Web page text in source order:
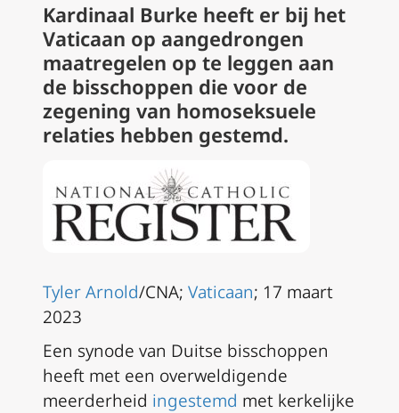
Kardinaal Burke heeft er bij het
Vaticaan op aangedrongen
maatregelen op te leggen aan
de bisschoppen die voor de
zegening van homoseksuele
relaties hebben gestemd.
Tyler Arnold/CNA; Vaticaan; 17 maart
2023
Een synode van Duitse bisschoppen
heeft met een overweldigende
meerderheid ingestemd met kerkelijke